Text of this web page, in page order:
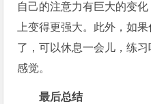
自己的注意力有巨大的变
上变得更强大。此外，如
了，可以休息一会儿，练
感觉。
最后总结